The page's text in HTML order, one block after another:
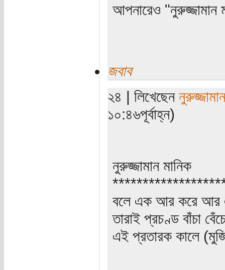
আপনারেও "নুরুজ্জামান
জবাব
২৪ | লিখেছেন
১০:৪৬পূর্বাহ্ন)
নুরুজ্জামান মানিক
বলে এক আর করে আর
তারাই প্রচণ্ড বাঁচা
এই প্রতারক কালে